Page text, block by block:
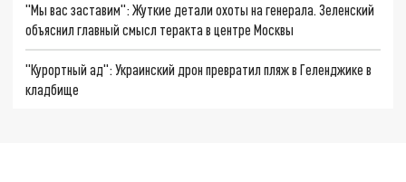
"Мы вас заставим": Жуткие детали охоты на генерала. Зеленский
объяснил главный смысл теракта в центре Москвы
"Курортный ад": Украинский дрон превратил пляж в Геленджике в
кладбище